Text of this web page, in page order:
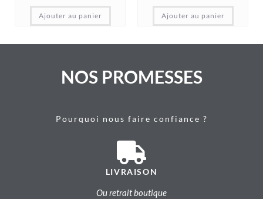
Ajouter au panier Ajouter au panier
NOS PROMESSES
Pourquoi nous faire confiance ?
LIVRAISON
Ou retrait boutique